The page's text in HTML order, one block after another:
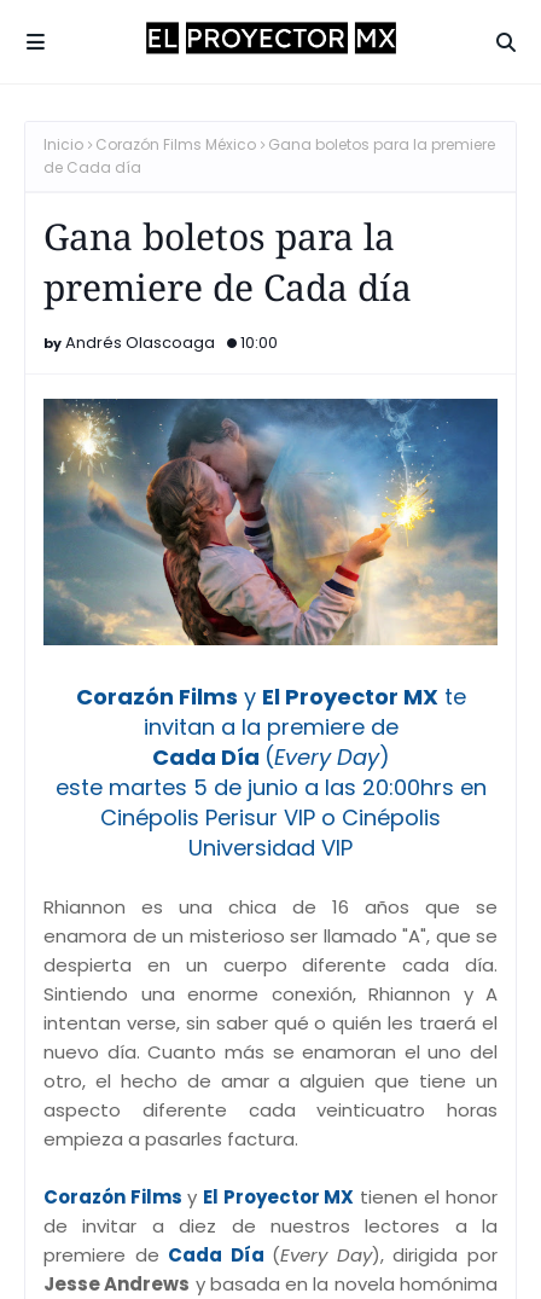
Inicio Corazón Films México
Gana boletos para la premiere
de Cada día
Gana boletos para la
premiere de Cada día
Andrés Olascoaga 10:00
Corazón Films y El Proyector MXte
invitan a la premiere de
Cada Día (Every Day)
este martes 5 de junio a las 20:00hrs en
Cinépolis Perisur VIP o Cinépolis
Universidad VIP
Rhiannon es una chica de 16 años que se
enamora de un misterioso ser llamado "A", que se
despierta en un cuerpo diferente cada día.
Sintiendo una enorme conexión, Rhiannon y A
intentan verse, sin saber qué o quién les traerá el
nuevo día. Cuanto más se enamoran el uno del
otro, el hecho de amar a alguien que tiene un
aspecto diferente cada veinticuatro horas
empieza a pasarles factura.
Corazón Films y El Proyector MX tienen el honor
de invitar a diez de nuestros lectores a la
premiere de Cada Día (Every Day), dirigida por
Jesse Andrews y basada en la novela homónima